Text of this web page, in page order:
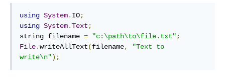
using System. IO;
using System.Text ;
string filename = "c:\path\to\file.txt" ;
File.writeAllText(filename,
"Text to
write\n");